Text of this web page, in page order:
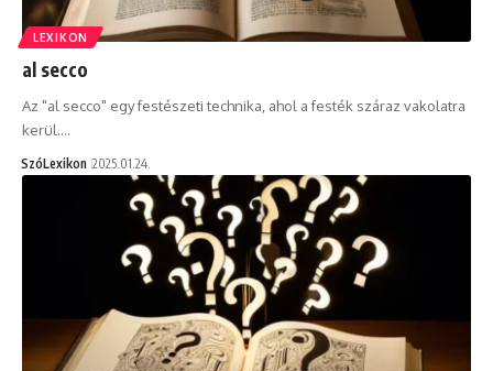
LEXIKON
al secco
Az "al secco" egy festészeti technika, ahol a festék száraz vakolatra
kerül.…
SzóLexikon 2025.01.24.